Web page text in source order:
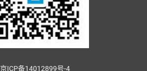
京ICP备14012899号-4